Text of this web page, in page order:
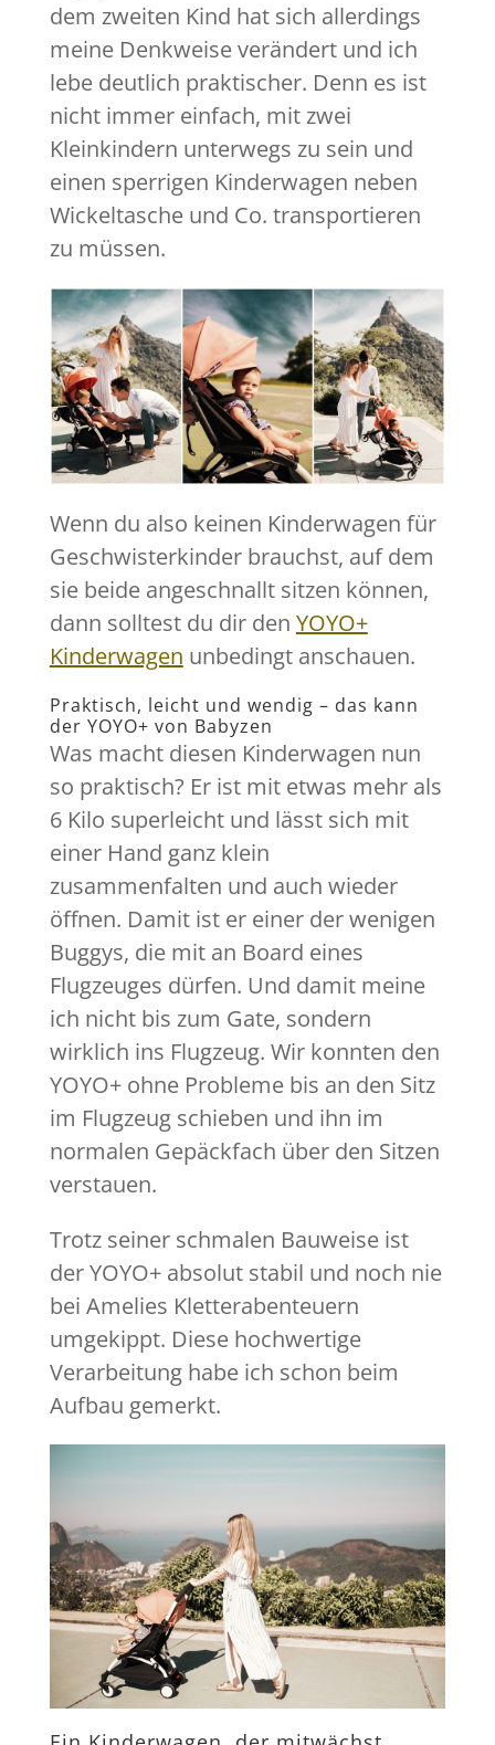
dem zweiten Kind hat sich allerdings
meine Denkweise verändert und ich
lebe deutlich praktischer. Denn es ist
nicht immer einfach, mit zwei
Kleinkindern unterwegs zu sein und
einen sperrigen Kinderwagen neben
Wickeltasche und Co. transportieren
zu müssen.
Wenn du also keinen Kinderwagen für
Geschwisterkinder brauchst, auf dem
sie beide angeschnallt sitzen können,
dann solltest du dir den YOYO+
Kinderwagen unbedingt anschauen.
Praktisch, leicht und wendig – das kann
der YOYO+ von Babyzen
Was macht diesen Kinderwagen nun
so praktisch? Er ist mit etwas mehr als
6 Kilo superleicht und lässt sich mit
einer Hand ganz klein
zusammenfalten und auch wieder
öffnen. Damit ist er einer der wenigen
Buggys, die mit an Board eines
Flugzeuges dürfen. Und damit meine
ich nicht bis zum Gate, sondern
wirklich ins Flugzeug. Wir konnten den
YOYO+ ohne Probleme bis an den Sitz
im Flugzeug schieben und ihn im
normalen Gepäckfach über den Sitzen
verstauen.
Trotz seiner schmalen Bauweise ist
der YOYO+ absolut stabil und noch nie
bei Amelies Kletterabenteuern
umgekippt. Diese hochwertige
Verarbeitung habe ich schon beim
Aufbau gemerkt.